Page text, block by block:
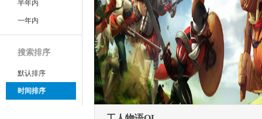
半年内
一年内
搜索排序
默认排序
时间排序